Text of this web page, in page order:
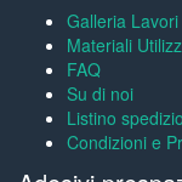
Galleria Lavori
Materiali
FAQ
Su di noi
Listino
Condizioni e